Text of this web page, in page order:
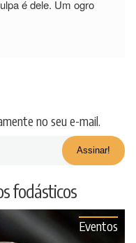
é dele. Um ogro
no seu e-mail.
fodásticos
Eventos